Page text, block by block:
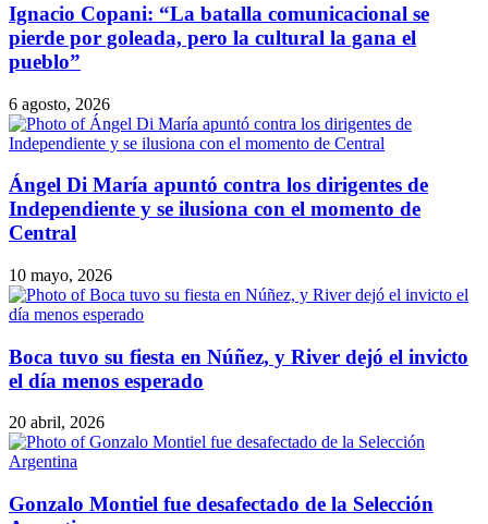
Ignacio Copani: “La batalla comunicacional se
pierde por goleada, pero la cultural la gana el
pueblo”
6 agosto, 2026
Ángel Di María apuntó contra los dirigentes de
Independiente y se ilusiona con el momento de
Central
10 mayo, 2026
Boca tuvo su fiesta en Núñez, y River dejó el invicto
el día menos esperado
20 abril, 2026
Gonzalo Montiel fue desafectado de la Selección